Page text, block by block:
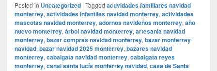
Posted in Uncategorized | Tagged actividades familiares navidad
monterrey, actividades infantiles navidad monterrey, actividades
mascotas navidad monterrey, adornos navideños monterrey, año
nuevo monterrey, árbol navidad monterrey, artesanía navidad
monterrey, bazar compras navidad monterrey, bazar monterrey
navidad, bazar navidad 2025 monterrey, bazares navidad
monterrey, cabalgata navidad monterrey, cabalgata reyes
monterrey, canal santa lucía monterrey navidad, casa de Santa